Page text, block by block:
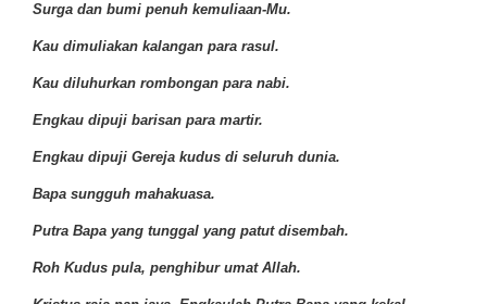
Surga dan bumi penuh kemuliaan-Mu.
Kau dimuliakan kalangan para rasul.
Kau diluhurkan rombongan para nabi.
Engkau dipuji barisan para martir.
Engkau dipuji Gereja kudus di seluruh dunia.
Bapa sungguh mahakuasa.
Putra Bapa yang tunggal yang patut disembah.
Roh Kudus pula, penghibur umat Allah.